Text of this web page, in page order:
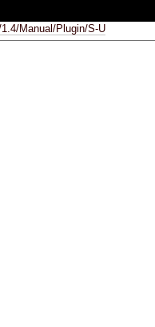
Manual/Plugin/S-U